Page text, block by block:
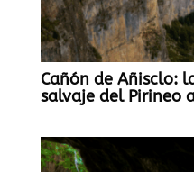
Cañón de Añisclo:
salvaje del Pirineo